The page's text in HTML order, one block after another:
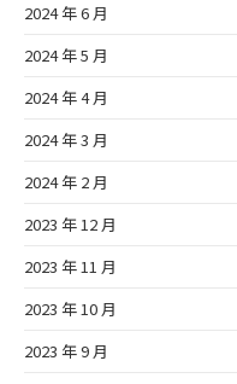
2024 年 6 月
2024 年 5 月
2024 年 4 月
2024 年 3 月
2024 年 2 月
2023 年 12 月
2023 年 11 月
2023 年 10 月
2023 年 9 月